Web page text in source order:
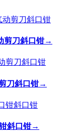
剪刀斜口钳→
刀斜口钳→
斜口钳→